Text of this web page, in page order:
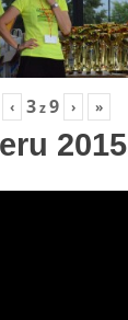
‹ 3z9 › »
2015